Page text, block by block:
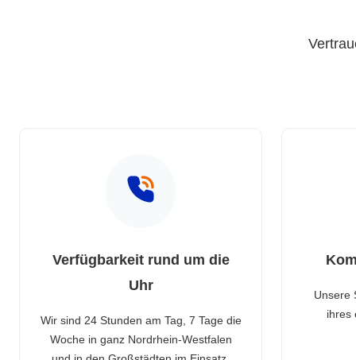
Verfügbarkeit rund um die
Uhr
Wir sind 24 Stunden am Tag, 7 Tage die
Woche in ganz Nordrhein-Westfalen
Unsere
ihres